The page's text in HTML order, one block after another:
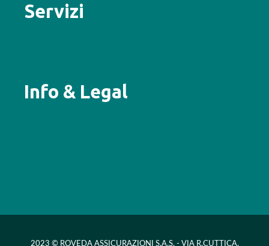
Servizi
Info & Legal
2023 © ROVEDA ASSICURAZIONI S.A.S. - VIA R.CUTTICA,